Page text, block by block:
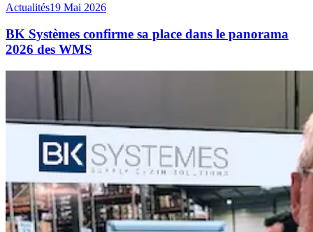
Actualités19 Mai 2026
BK Systèmes confirme sa place dans le panorama
2026 des WMS